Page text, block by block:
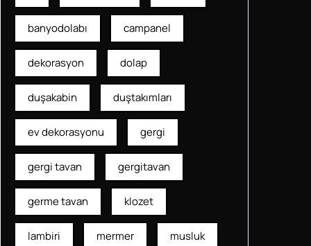
banyodolabı campanel
dekorasyon dolap
duşakabin duştakımları
ev dekorasyonu gergi
gergi tavan gergitavan
germe tavan klozet
lambiri mermer musluk